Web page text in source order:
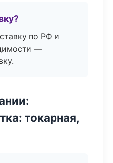
по РФ и
—
токарная,